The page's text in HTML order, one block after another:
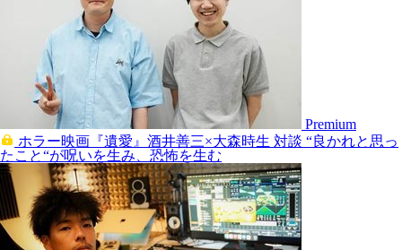
Premium
ホラー映画『遺愛』酒井善三×大森時生 対談 “良かれと思っ
たこと“が呪いを生み、恐怖を生む